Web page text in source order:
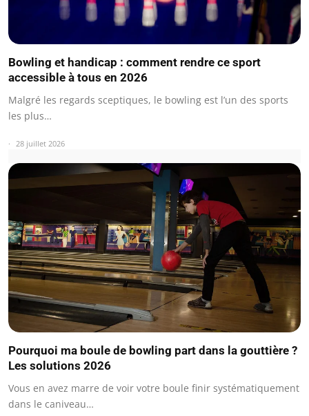
Bowling et handicap : comment rendre ce sport
accessible à tous en 2026
Malgré les regards sceptiques, le bowling est l’un des sports
les plus…
28 juillet 2026
Pourquoi ma boule de bowling part dans la gouttière ?
Les solutions 2026
Vous en avez marre de voir votre boule finir systématiquement
dans le caniveau…